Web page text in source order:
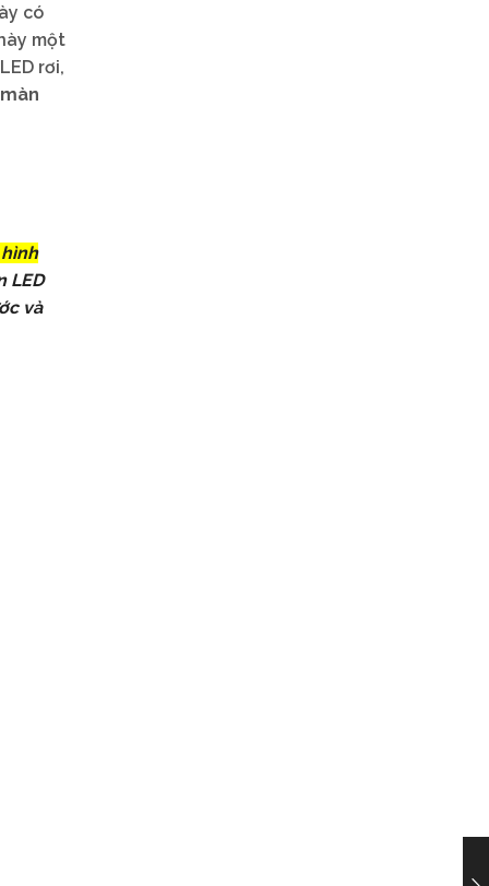
có
một
rơi,
LED
và